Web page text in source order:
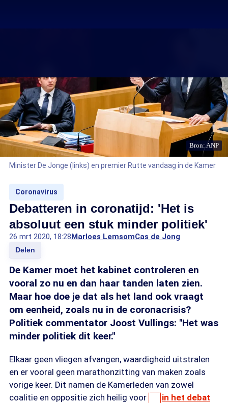
Bron: ANP
Minister De Jonge (links) en premier Rutte vandaag in de Kamer
Coronavirus
Debatteren in coronatijd: 'Het is
absoluut een stuk minder politiek'
26 mrt 2020, 18:28Marloes LemsomCas de Jong
Delen
De Kamer moet het kabinet controleren en
vooral zo nu en dan haar tanden laten zien.
Maar hoe doe je dat als het land ook vraagt
om eenheid, zoals nu in de coronacrisis?
Politiek commentator Joost Vullings: "Het was
minder politiek dit keer."
Elkaar geen vliegen afvangen, waardigheid uitstralen
en er vooral geen marathonzitting van maken zoals
vorige keer. Dit namen de Kamerleden van zowel
coalitie en oppositie zich heilig voor
in het debat